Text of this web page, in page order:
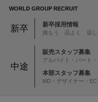
WORLD GROUP RECRUIT
新卒 新卒採用情報
挑もう 品よく 逞し
中途
販売スタッフ募集
アルバイト・パート・
本部スタッフ募集
MD・デザイナー・